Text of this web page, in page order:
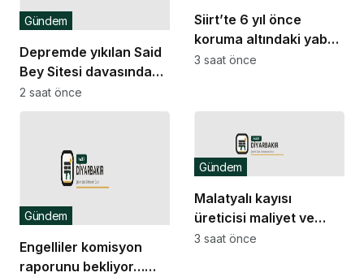
savunuyoruz
Depremde yıkılan Said
Bey Sitesi davasında
ek bilirkişi raporu: Dava
dışı 6 kişinin daha
Gündem
2 saat önce
Siirt’te 6 yıl önce
koruma altındaki yaban
keçilerini avlayanlara
3 saat önce
Engelliler komisyon
raporunu bekliyor…
Gündem
Malatyalı kayısı
üreticisi maliyet ve
düşük fiyat kıskacında:
Gündem
3 saat önce